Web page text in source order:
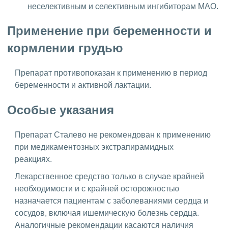
неселективным и селективным ингибиторам МАО.
Применение при беременности и
кормлении грудью
Препарат противопоказан к применению в период
беременности и активной лактации.
Особые указания
Препарат Сталево не рекомендован к применению
при медикаментозных экстрапирамидных
реакциях.
Лекарственное средство только в случае крайней
необходимости и с крайней осторожностью
назначается пациентам с заболеваниями сердца и
сосудов, включая ишемическую болезнь сердца.
Аналогичные рекомендации касаются наличия